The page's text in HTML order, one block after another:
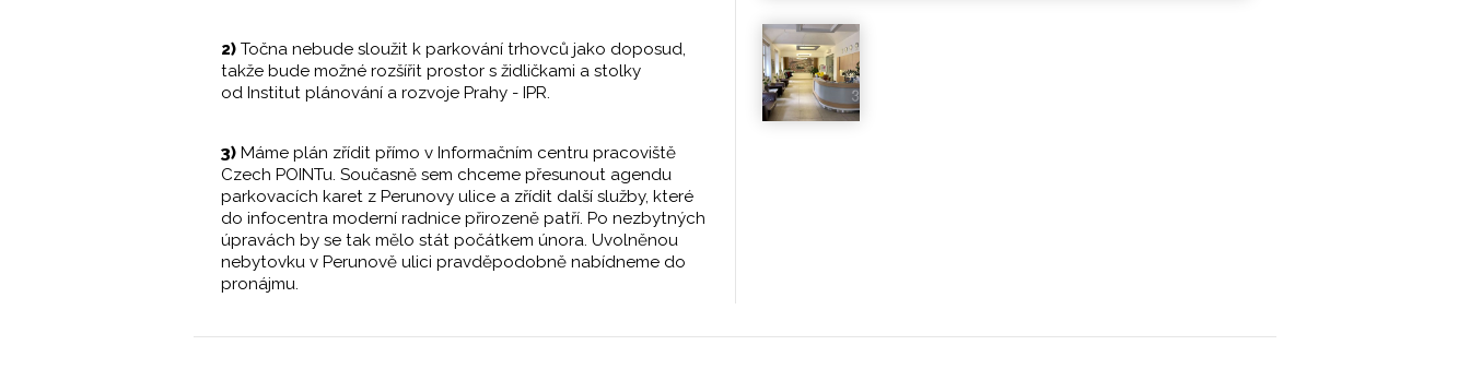
2) Točna nebude sloužit k parkování trhovců jako doposud,
takže bude možné rozšířit prostor s židličkami a stolky
od Institut plánování a rozvoje Prahy - IPR.
3) Máme plán zřídit přímo v Informačním centru pracoviště
Czech POINTu. Současně sem chceme přesunout agendu
parkovacích karet z Perunovy ulice a zřídit další služby, které
do infocentra moderní radnice přirozeně patří. Po nezbytných
úpravách by se tak mělo stát počátkem února. Uvolněnou
nebytovku v Perunově ulici pravděpodobně nabídneme do
pronájmu.